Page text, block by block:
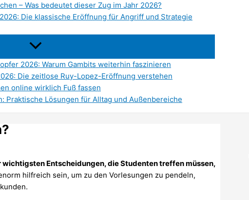
– Was bedeutet dieser Zug im Jahr 2026?
Die klassische Eröffnung für Angriff und Strategie
2026: Warum Gambits weiterhin faszinieren
Die zeitlose Ruy-Lopez-Eröffnung verstehen
online wirklich Fuß fassen
Praktische Lösungen für Alltag und Außenbereiche
Entscheidungen, die Studenten treffen müssen,
hilfreich sein, um zu den Vorlesungen zu pendeln,